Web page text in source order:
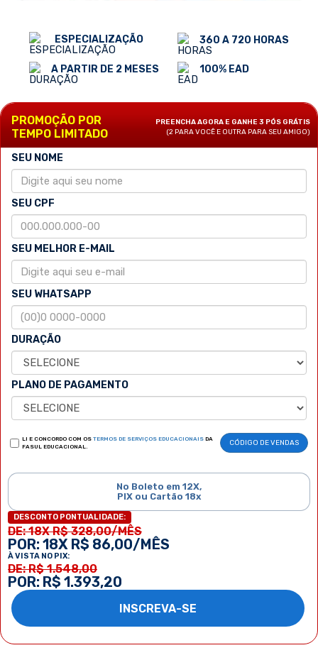
ESPECIALIZAÇÃO
A PARTIR DE 2 MESES
360 A 720 HORAS
100% EAD
PROMOÇÃO POR
TEMPO LIMITADO
PREENCHA AGORA E GANHE 3 PÓS GRÁTIS
(2 PARA VOCÊ E OUTRA PARA SEU AMIGO)
SEU NOME
SEU CPF
SEU MELHOR E-MAIL
SEU WHATSAPP
DURAÇÃO
PLANO DE PAGAMENTO
LI E CONCORDO COM OS TERMOS DE SERVIÇOS EDUCACIONAIS DA
FASUL EDUCACIONAL.
CÓDIGO DE VENDAS
No Boleto em 12X,
PIX ou Cartão 18x
DESCONTO PONTUALIDADE:
DE: 18X R$ 328,00/MÊS
POR: 18X R$ 86,00/MÊS
À VISTA NO PIX:
DE: R$ 1.548,00
POR: R$ 1.393,20
INSCREVA-SE